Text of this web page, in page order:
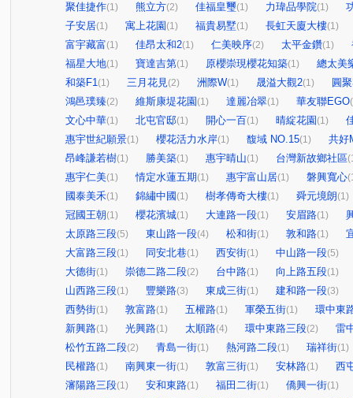
聚佳捷作(1) 熊立方(2) 佳福皇璽(1) 力瑋品學院(1)
子安居(1) 寓上花園 (1) 福貴易墅(1) 長虹天廈大樓(1)
富宇藏富(1) 佳昂太和2(1) 仁美映序(2) 太平金鑽(1)
福星大地(1) 寶達吉第(1) 原櫻崇現櫻花知築(1)
總太美
和築F1(1) 三月花見(2) 洲際W(1) 晟溢大觀2(1)
圓
鴻邑璞臻(2) 維斯康堤花園 (1) 達麗冶翠(1) 華友聯EGO
文心中華(1) 北屯官邸(1) 開心一百(1) 晴綻花園 (1)
惠宇世紀願景(1) 櫻花活力水岸(1) 馥域 NO.15(1)
共好
昂峰謙若樹(1) 勝美築(1) 惠宇晴山(1) 台灣新故鄉社區
惠宇仁美(1) 情定水蓮五期(1) 惠宇富山居(1) 磐興寬心
國泰美禾(1) 錦繡中國 (1) 樹孝傳奇大樓(1) 舜元境朗(1)
冠國王朝(1) 櫻花濱城(1) 大連路一段(1) 安眉路(1)
太原路三段(5) 東山路一段(4) 松和街(1) 敦和路(1)
大富路三段(1) 同安北巷(1) 西安街(1) 中山路一段(5)
大德街(1) 崇德二路二段(2) 台中路(1) 向上路五段(1)
山西路三段(1) 豐樂路(3) 東成三街(1) 建和路一段(3)
西勢街(1) 敦富路(1) 五權路(1) 軍榮五街(1)
環中東
新興路(1) 光興路(1) 太順路(4) 環中東路三段(2)
雷
松竹五路二段(2) 青島一街(1) 熱河路二段(1) 瑞祥街(1)
民權路(1) 南興東一街(1) 敦富三街(1) 安林路(1)
西
瀋陽路三段(1) 安和東路(1) 福田二街(1) 僑興一街(1)